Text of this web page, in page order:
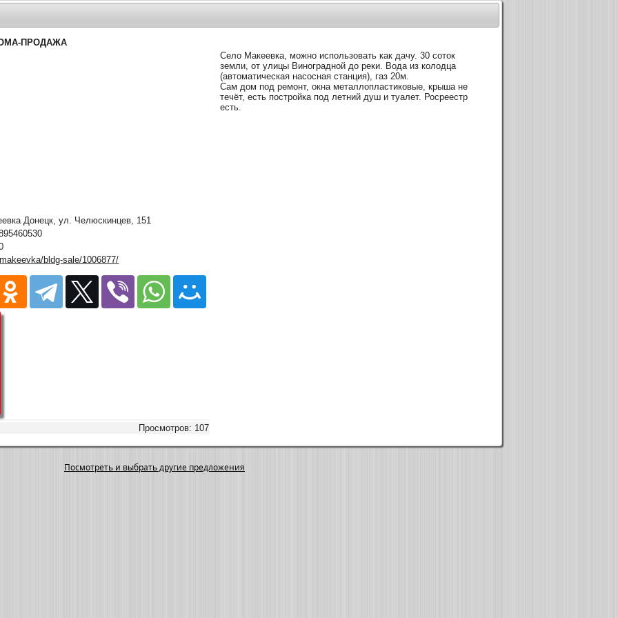
ПРОДАЖА
Донецк, ул. Челюскинцев, 151
bldg-sale/1006877/
Просмотров: 107
Село Макеевка, можно использовать как дачу. 30 соток
земли, от улицы Виноградной до реки. Вода из колодца
(автоматическая насосная станция), газ 20м.
Сам дом под ремонт, окна металлопластиковые, крыша не
течёт, есть постройка под летний душ и туалет. Росреестр
есть.
Посмотреть и выбрать другие предложения